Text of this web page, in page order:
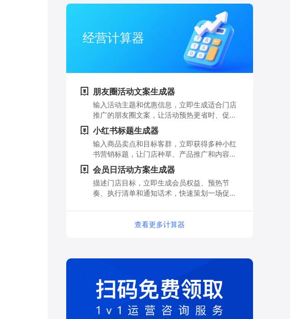
经营计算器
朋友圈活动文案生成器
输入活动主题和优惠信息，立即生成适合门店
推广的朋友圈文案，让活动预热更省时、促销
信息更有吸引力。
小红书标题生成器
输入商品卖点和目标客群，立即获得多种小红
书营销标题，让门店种草、产品推广和内容获
客更轻松。
会员日活动方案生成器
描述门店目标，立即生成会员权益、预热节
奏、执行清单和通知话术，快速策划一场促进
查看更多计算器